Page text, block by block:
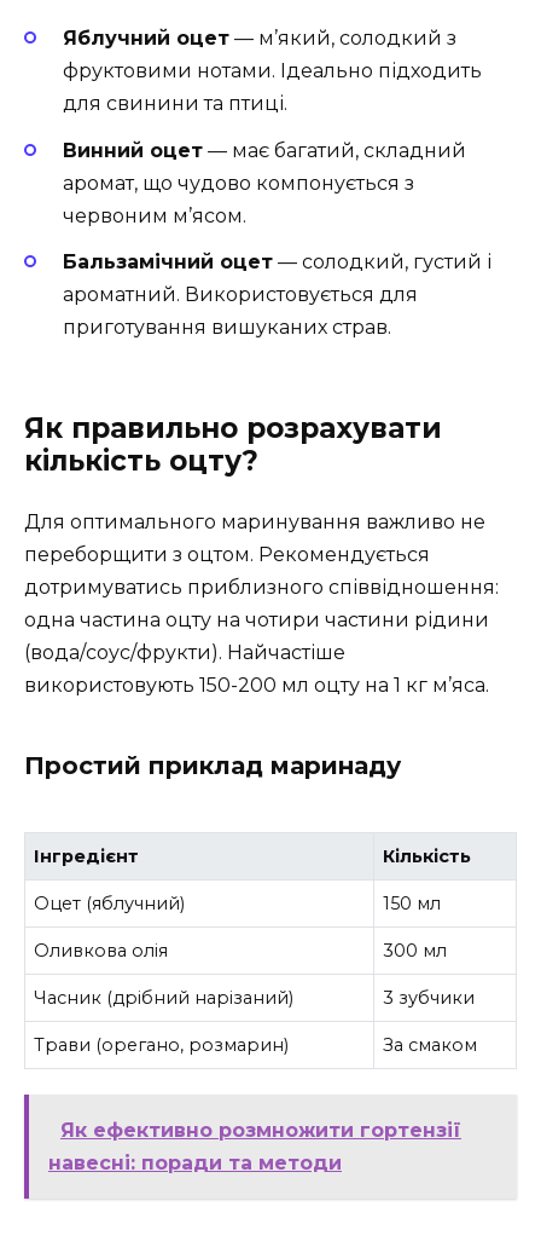
Яблучний оцет — м’який, солодкий з
фруктовими нотами. Ідеально підходить
для свинини та птиці.
Винний оцет — має багатий, складний
аромат, що чудово компонується з
червоним м’ясом.
Бальзамічний оцет — солодкий, густий і
ароматний. Використовується для
приготування вишуканих страв.
Як правильно розрахувати
кількість оцту?
Для оптимального маринування важливо не
переборщити з оцтом. Рекомендується
дотримуватись приблизного співвідношення:
одна частина оцту на чотири частини рідини
(вода/соус/фрукти). Найчастіше
використовують 150-200 мл оцту на 1 кг м’яса.
Простий приклад маринаду
Інгредієнт Кількість
Оцет (яблучний) 150 мл
Оливкова олія 300 мл
Часник (дрібний нарізаний) 3 зубчики
Трави (орегано, розмарин) За смаком
Як ефективно розмножити гортензії
навесні: поради та методи